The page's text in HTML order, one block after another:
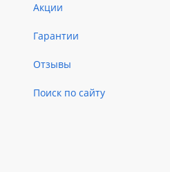
Акции
Гарантии
Отзывы
Поиск по сайту